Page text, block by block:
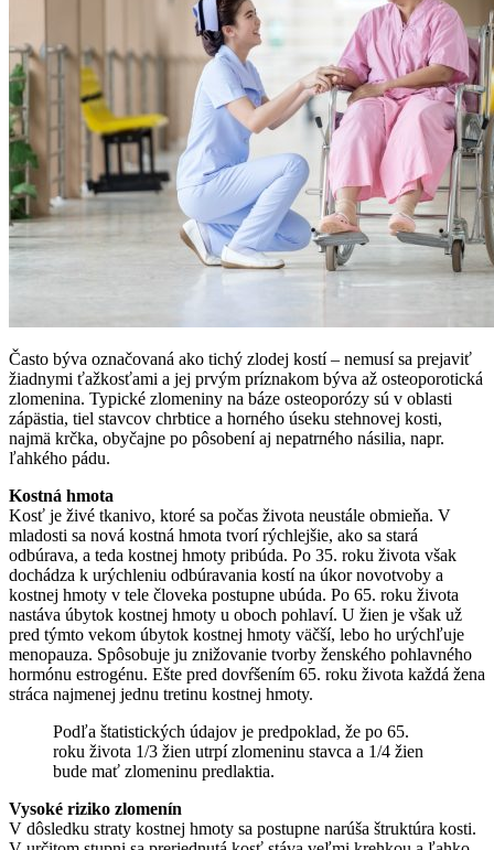
Často býva označovaná ako tichý zlodej kostí – nemusí sa prejaviť
žiadnymi ťažkosťami a jej prvým príznakom býva až osteoporotická
zlomenina. Typické zlomeniny na báze osteoporózy sú v oblasti
zápästia, tiel stavcov chrbtice a horného úseku stehnovej kosti,
najmä krčka, obyčajne po pôsobení aj nepatrného násilia, napr.
ľahkého pádu.
Kostná hmota
Kosť je živé tkanivo, ktoré sa počas života neustále obmieňa. V
mladosti sa nová kostná hmota tvorí rýchlejšie, ako sa stará
odbúrava, a teda kostnej hmoty pribúda. Po 35. roku života však
dochádza k urýchleniu odbúravania kostí na úkor novotvoby a
kostnej hmoty v tele človeka postupne ubúda. Po 65. roku života
nastáva úbytok kostnej hmoty u oboch pohlaví. U žien je však už
pred týmto vekom úbytok kostnej hmoty väčší, lebo ho urýchľuje
menopauza. Spôsobuje ju znižovanie tvorby ženského pohlavného
hormónu estrogénu. Ešte pred dovŕšením 65. roku života každá žena
stráca najmenej jednu tretinu kostnej hmoty.
Podľa štatistických údajov je predpoklad, že po 65.
roku života 1/3 žien utrpí zlomeninu stavca a 1/4 žien
bude mať zlomeninu predlaktia.
Vysoké riziko zlomenín
V dôsledku straty kostnej hmoty sa postupne narúša štruktúra kosti.